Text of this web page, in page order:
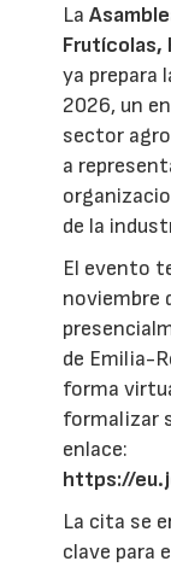
La
Frutícolas,
ya prepara
2026, un
sector
a
de la
El evento
noviembre
de Emilia-
forma
formalizar
enlace:
https://
La cita se
clave para